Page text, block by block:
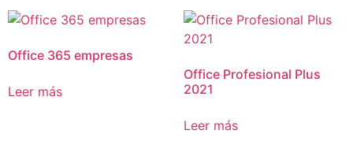
Office 365 empresas
Leer más
Office Profesional Plus
2021
Leer más